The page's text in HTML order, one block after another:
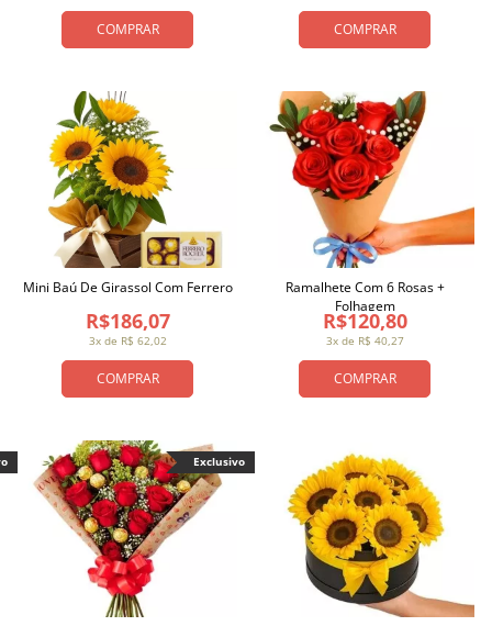
COMPRAR COMPRAR
COMPRAR
3x de R$ 62,02
R$186,07
Mini Baú De Girassol Com Ferrero
COMPRAR
3x de R$ 40,27
R$120,80
Ramalhete Com 6 Rosas +
Folhagem
Exclusivo